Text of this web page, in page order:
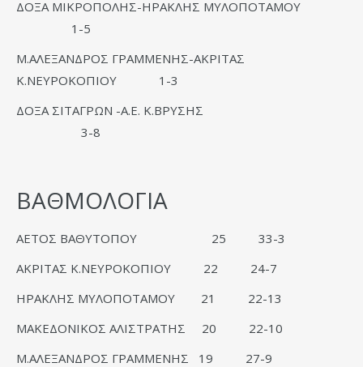
ΔΟΞΑ ΜΙΚΡΟΠΟΛΗΣ-ΗΡΑΚΛΗΣ ΜΥΛΟΠΟΤΑΜΟΥ
1-5
Μ.ΑΛΕΞΑΝΔΡΟΣ ΓΡΑΜΜΕΝΗΣ-ΑΚΡΙΤΑΣ
Κ.ΝΕΥΡΟΚΟΠΙΟΥ 1-3
ΔΟΞΑ ΣΙΤΑΓΡΩΝ -Α.Ε. Κ.ΒΡΥΣΗΣ
3-8
ΒΑΘΜΟΛΟΓΙΑ
ΑΕΤΟΣ ΒΑΘΥΤΟΠΟΥ 25 33-3
ΑΚΡΙΤΑΣ Κ.ΝΕΥΡΟΚΟΠΙΟΥ 22 24-7
ΗΡΑΚΛΗΣ ΜΥΛΟΠΟΤΑΜΟΥ 21 22-13
ΜΑΚΕΔΟΝΙΚΟΣ ΑΛΙΣΤΡΑΤΗΣ 20 22-10
Μ.ΑΛΕΞΑΝΔΡΟΣ ΓΡΑΜΜΕΝΗΣ 19 27-9